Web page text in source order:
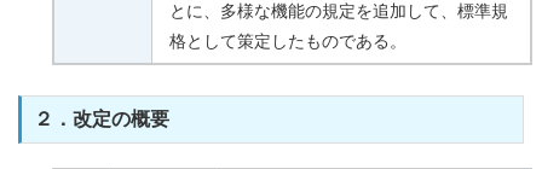
とに、多様な機能の規定を追加して、標準規
格として策定したものである。
２．改定の概要